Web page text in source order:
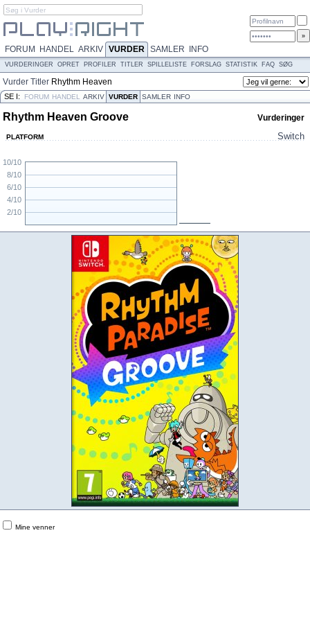
FORUM HANDEL ARKIV VURDER SAMLER INFO
VURDERINGER OPRET PROFILER TITLER SPILLELISTE FORSLAG STATISTIK FAQ SØG
Vurder Titler Rhythm Heaven
Groove
SE I: FORUM HANDEL ARKIV VURDER SAMLER INFO
Rhythm Heaven Groove Vurderinger
PLATFORM Switch
2/10
4/10
6/10
8/10
10/10
N/A
Mine venner